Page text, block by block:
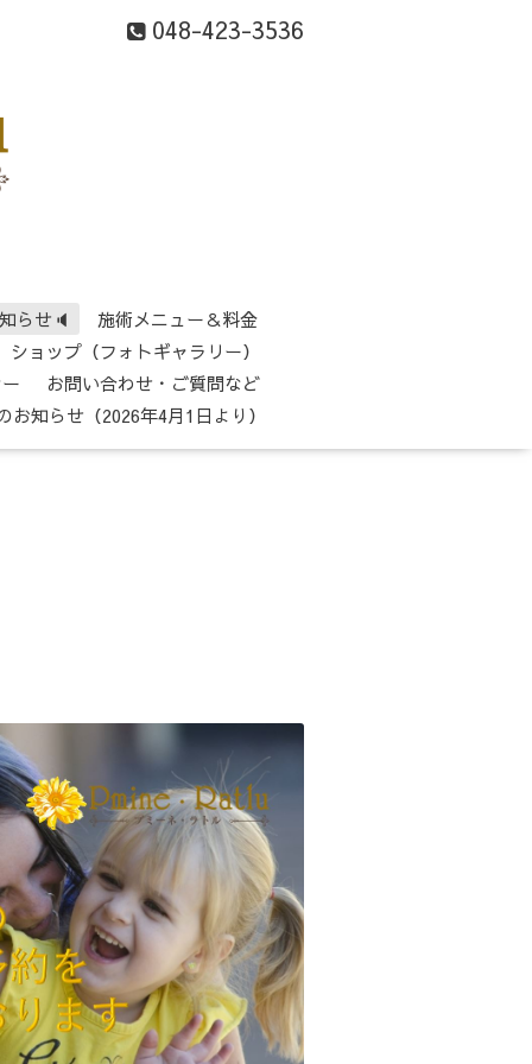
048-423-3536
らせ🔈
施術メニュー＆料金
ショップ（フォトギャラリー）
お問い合わせ・ご質問など
お知らせ（2026年4月1日より）